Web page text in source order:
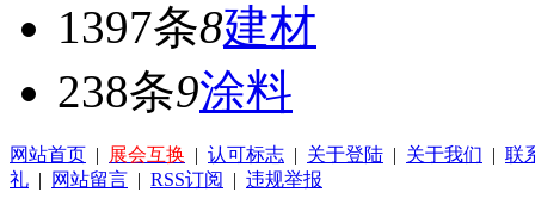
1397条8建材
238条9涂料
网站首页 | 展会互换 | 认可标志 | 关于登陆 | 关于我们 | 联
礼 | 网站留言 | RSS订阅 | 违规举报